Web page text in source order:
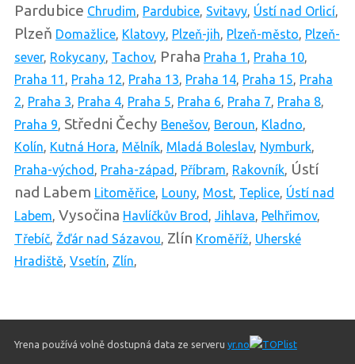
Pardubice Chrudim, Pardubice, Svitavy, Ústí nad Orlicí,
Plzeň Domažlice, Klatovy, Plzeň-jih, Plzeň-město, Plzeň-
sever, Rokycany, Tachov, Praha Praha 1 , Praha 10,
Praha 11 , Praha 12, Praha 13, Praha 14, Praha 15, Praha
2, Praha 3, Praha 4, Praha 5, Praha 6, Praha 7, Praha 8,
Praha 9, Středni Čechy Benešov, Beroun, Kladno,
Kolín, Kutná Hora, Mělník, Mladá Boleslav, Nymburk,
Praha-východ , Praha-západ , Příbram, Rakovník, Ústí
nad Labem Litoměřice, Louny, Most, Teplice, Ústí nad
Labem, Vysočina Havlíčkův Brod , Jihlava, Pelhřimov,
Třebíč, Žďár nad Sázavou, Zlín Kroměříž, Uherské
Hradiště, Vsetín, Zlín,
Yrena používá volně dostupná data ze serveru yr.no